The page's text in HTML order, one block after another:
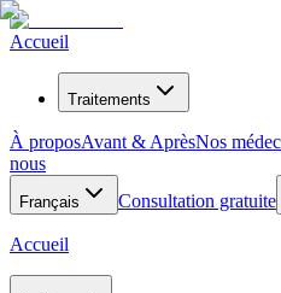
Accueil
Traitements
À proposAvant & AprèsNos
nous
Français Consultation gratuite
Accueil